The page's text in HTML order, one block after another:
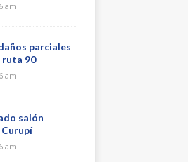
am
parciales
ruta 90
am
salón
am